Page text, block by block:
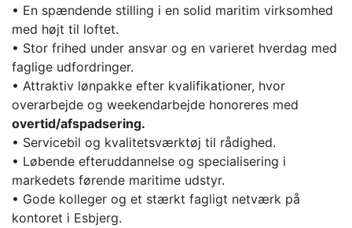
• En spændende stilling i en solid maritim virksomhed
med højt til loftet.
• Stor frihed under ansvar og en varieret hverdag med
faglige udfordringer.
• Attraktiv lønpakke efter kvalifikationer, hvor
overarbejde og weekendarbejde honoreres med
overtid/afspadsering.
• Servicebil og kvalitetsværktøj til rådighed.
• Løbende efteruddannelse og specialisering i
markedets førende maritime udstyr.
• Gode kolleger og et stærkt fagligt netværk på
kontoret i Esbjerg.